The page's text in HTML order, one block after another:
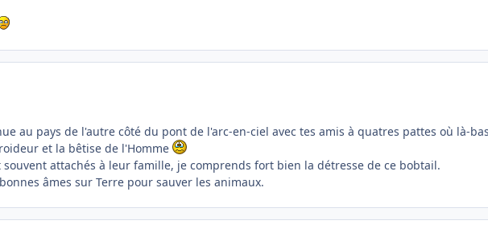
au pays de l'autre côté du pont de l'arc-en-ciel avec tes amis à quatres pattes où là-
et la bêtise de l'Homme
attachés à leur famille, je comprends fort bien la détresse de ce bobtail.
âmes sur Terre pour sauver les animaux.